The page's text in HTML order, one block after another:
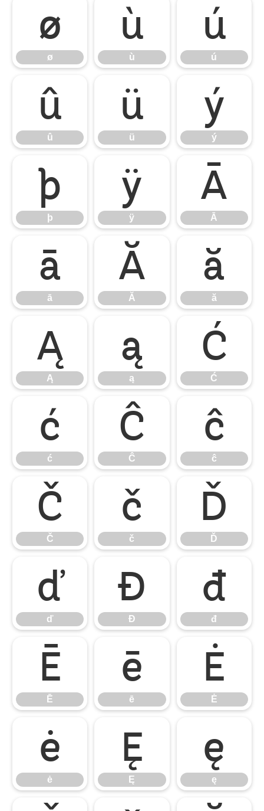
ø
ø
ù
ù
ú
ú
û
û
ü
ü
ý
ý
þ
þ
ÿ
ÿ
Ā
Ā
ā
ā
Ă
Ă
ă
ă
Ą
Ą
ą
ą
Ć
Ć
ć
ć
Ĉ
Ĉ
ĉ
ĉ
Č
Č
č
č
Ď
Ď
ď
ď
Đ
Đ
đ
đ
Ē
Ē
ē
ē
Ė
Ė
ė
ė
Ę
Ę
ę
ę